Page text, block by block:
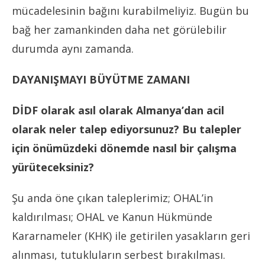
mücadelesinin bağını kurabilmeliyiz. Bugün bu
bağ her zamankinden daha net görülebilir
durumda aynı zamanda.
DAYANIŞMAYI BÜYÜTME ZAMANI
DİDF olarak asıl olarak Almanya’dan acil
olarak neler talep ediyorsunuz? Bu talepler
için önümüzdeki dönemde nasıl bir çalışma
yürüteceksiniz?
Şu anda öne çıkan taleplerimiz; OHAL’in
kaldırılması; OHAL ve Kanun Hükmünde
Kararnameler (KHK) ile getirilen yasakların geri
alınması, tutukluların serbest bırakılması.